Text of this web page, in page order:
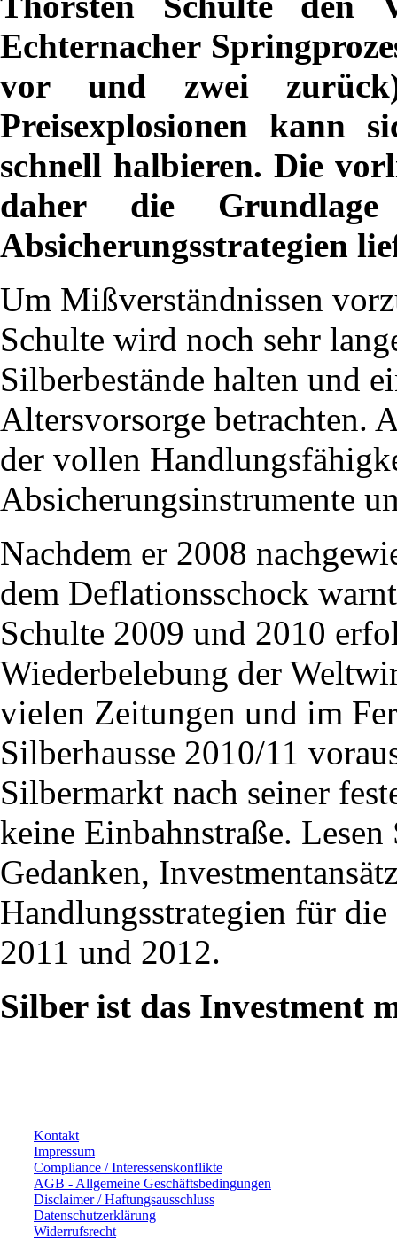
Echternacher
vor und zwei
Preisexplosionen kann
schnell halbieren. Die
daher die
Absicherungsstrategien
Um Mißverständnissen
Schulte wird noch sehr
Silberbestände halten und
Altersvorsorge betrachten.
der vollen
Absicherungsinstrumente
Nachdem er 2008
dem Deflationsschock
Schulte 2009 und 2010
Wiederbelebung der
vielen Zeitungen und im
Silberhausse 2010/11
Silbermarkt nach seiner
keine Einbahnstraße. Lesen
Gedanken,
Handlungsstrategien für die
2011 und 2012.
Silber ist das Investment
Kontakt
Impressum
Compliance / Interessenskonflikte
AGB - Allgemeine Geschäftsbedingungen
Disclaimer / Haftungsausschluss
Datenschutzerklärung
Widerrufsrecht